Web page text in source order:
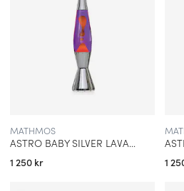
MATHMOS
ASTRO BABY SILVER LAVALAMPA LILA MED ORANGE LAVA
1 250 kr
1